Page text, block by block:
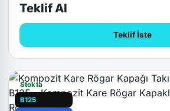
Teklif Al
Teklif İste
Stokta
B125